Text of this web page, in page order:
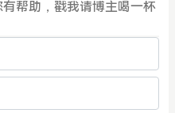
帮助，戳我请博主喝一杯